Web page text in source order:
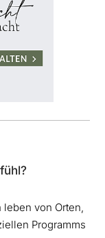
von Orten,
Programms